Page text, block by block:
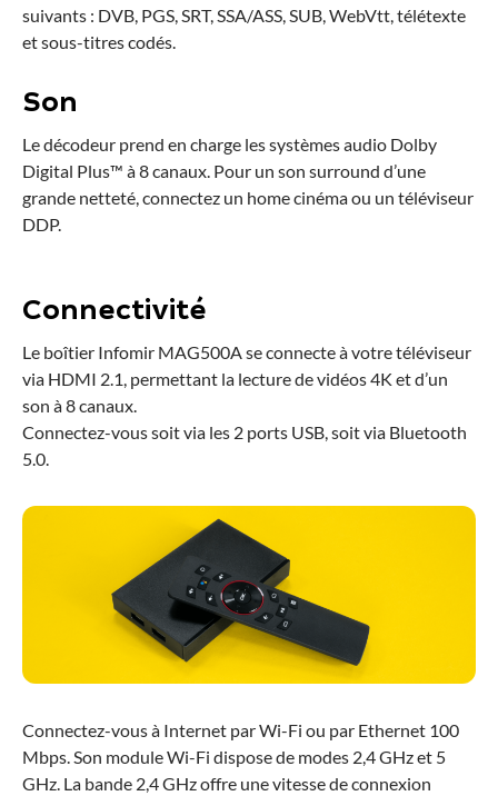
suivants : DVB, PGS, SRT, SSA/ASS, SUB, WebVtt, télétexte
et sous-titres codés.
Son
Le décodeur prend en charge les systèmes audio Dolby
Digital Plus™ à 8 canaux. Pour un son surround d’une
grande netteté, connectez un home cinéma ou un téléviseur
DDP.
Connectivité
Le boîtier Infomir MAG500A se connecte à votre téléviseur
via HDMI 2.1, permettant la lecture de vidéos 4K et d’un
son à 8 canaux.
Connectez-vous soit via les 2 ports USB, soit via Bluetooth
5.0.
Connectez-vous à Internet par Wi-Fi ou par Ethernet 100
Mbps. Son module Wi-Fi dispose de modes 2,4 GHz et 5
GHz. La bande 2,4 GHz offre une vitesse de connexion